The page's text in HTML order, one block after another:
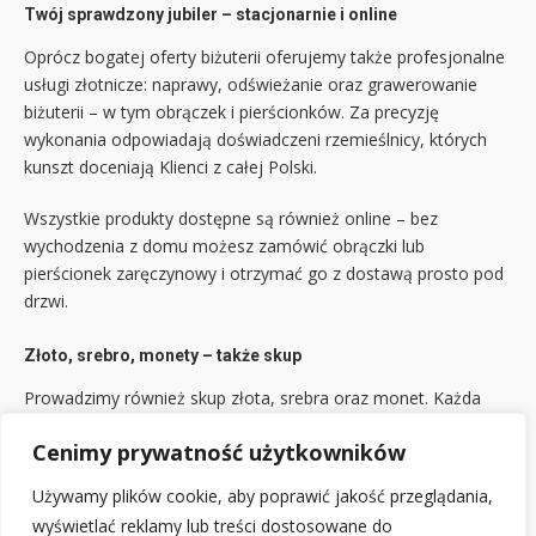
Cenimy prywatność użytkowników
Używamy plików cookie, aby poprawić jakość przeglądania,
wyświetlać reklamy lub treści dostosowane do
Twój sprawdzony jubiler – stacjonarnie i online
Oprócz bogatej oferty biżuterii oferujemy także profesjonalne
usługi złotnicze: naprawy, odświeżanie oraz grawerowanie
biżuterii – w tym obrączek i pierścionków. Za precyzję
wykonania odpowiadają doświadczeni rzemieślnicy, których
kunszt doceniają Klienci z całej Polski.
Wszystkie produkty dostępne są również online – bez
wychodzenia z domu możesz zamówić obrączki lub
pierścionek zaręczynowy i otrzymać go z dostawą prosto pod
drzwi.
Złoto, srebro, monety – także skup
Prowadzimy również skup złota, srebra oraz monet. Każda
profesjonalizmem – wystarczy skontaktować się z naszym